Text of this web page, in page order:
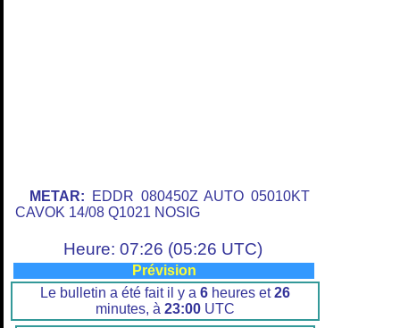
METAR: EDDR 080450Z AUTO 05010KT
CAVOK 14/08 Q1021 NOSIG
Heure: 07:26 (05:26 UTC)
Prévision
Le bulletin a été fait il y a 6 heures et26
minutes, à 23:00 UTC